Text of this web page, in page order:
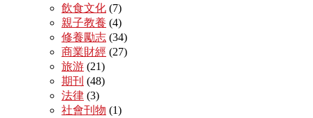
飲食文化 (7)
親子教養 (4)
修養勵志 (34)
商業財經 (27)
旅游 (21)
期刊 (48)
法律 (3)
社會刊物 (1)